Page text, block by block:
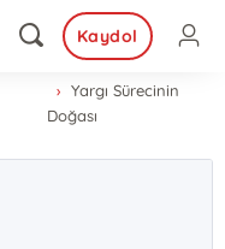
Kaydol
Yargı Sürecinin
Doğası